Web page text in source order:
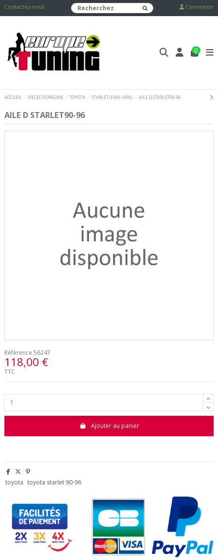
Contactez-nous Connexion
0
ACCUEIL PIECES D'ORIGINE TOYOTA STARLET (1990-1996) AILE D STARLET90-96
AILE D STARLET90-96
Référence 56247
118,00 €
TTC
Ajouter au panier
toyota toyota starlet 90-96